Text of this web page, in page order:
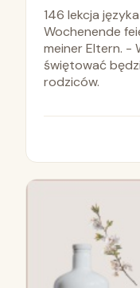
146 lekcja
Wochenende
meiner Eltern. -
świętować
rodziców.